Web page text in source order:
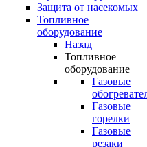
Защита от насекомых
Топливное
оборудование
Назад
Топливное
оборудование
Газовые
Газовые
горелки
Газовые
резаки